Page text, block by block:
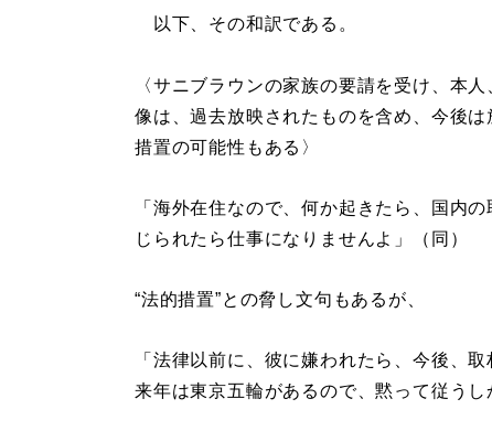
以下、その和訳である。
〈サニブラウンの家族の要請を受け、本
像は、過去放映されたものを含め、今後
措置の可能性もある〉
「海外在住なので、何か起きたら、国内
じられたら仕事になりませんよ」（同）
“法的措置”との脅し文句もあるが、
「法律以前に、彼に嫌われたら、今後、
来年は東京五輪があるので、黙って従うし